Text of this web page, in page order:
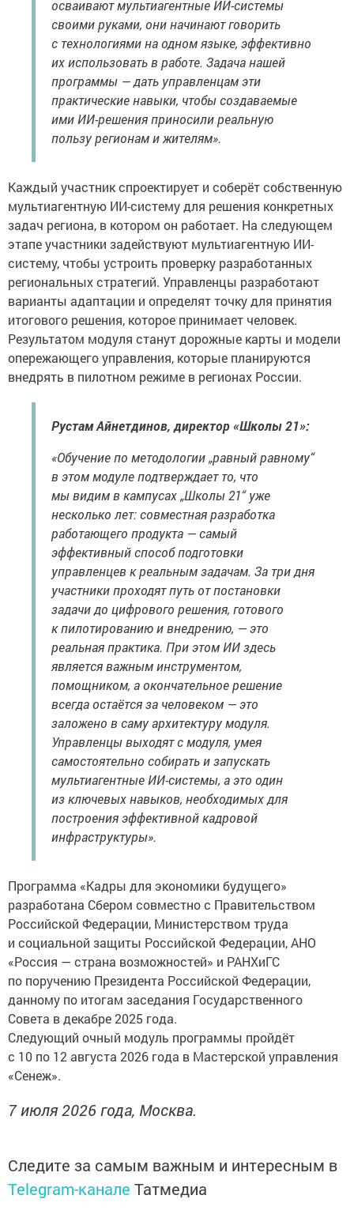
осваивают мультиагентные ИИ-системы
своими руками, они начинают говорить
с технологиями на одном языке, эффективно
их использовать в работе. Задача нашей
программы — дать управленцам эти
практические навыки, чтобы создаваемые
ими ИИ-решения приносили реальную
пользу регионам и жителям».
Каждый участник спроектирует и соберёт собственную
мультиагентную ИИ-систему для решения конкретных
задач региона, в котором он работает. На следующем
этапе участники задействуют мультиагентную ИИ-
систему, чтобы устроить проверку разработанных
региональных стратегий. Управленцы разработают
варианты адаптации и определят точку для принятия
итогового решения, которое принимает человек.
Результатом модуля станут дорожные карты и модели
опережающего управления, которые планируются
внедрять в пилотном режиме в регионах России.
Рустам Айнетдинов, директор «Школы 21»:
«Обучение по методологии „равный равному“
в этом модуле подтверждает то, что
мы видим в кампусах „Школы 21“ уже
несколько лет: совместная разработка
работающего продукта — самый
эффективный способ подготовки
управленцев к реальным задачам. За три дня
участники проходят путь от постановки
задачи до цифрового решения, готового
к пилотированию и внедрению, — это
реальная практика. При этом ИИ здесь
является важным инструментом,
помощником, а окончательное решение
всегда остаётся за человеком — это
заложено в саму архитектуру модуля.
Управленцы выходят с модуля, умея
самостоятельно собирать и запускать
мультиагентные ИИ-системы, а это один
из ключевых навыков, необходимых для
построения эффективной кадровой
инфраструктуры».
Программа «Кадры для экономики будущего»
разработана Сбером совместно с Правительством
Российской Федерации, Министерством труда
и социальной защиты Российской Федерации, АНО
«Россия — страна возможностей» и РАНХиГС
по поручению Президента Российской Федерации,
данному по итогам заседания Государственного
Совета в декабре 2025 года.
Следующий очный модуль программы пройдёт
с 10 по 12 августа 2026 года в Мастерской управления
«Сенеж».
7 июля 2026 года, Москва.
Следите за самым важным и интересным в
Telegram-канале Татмедиа